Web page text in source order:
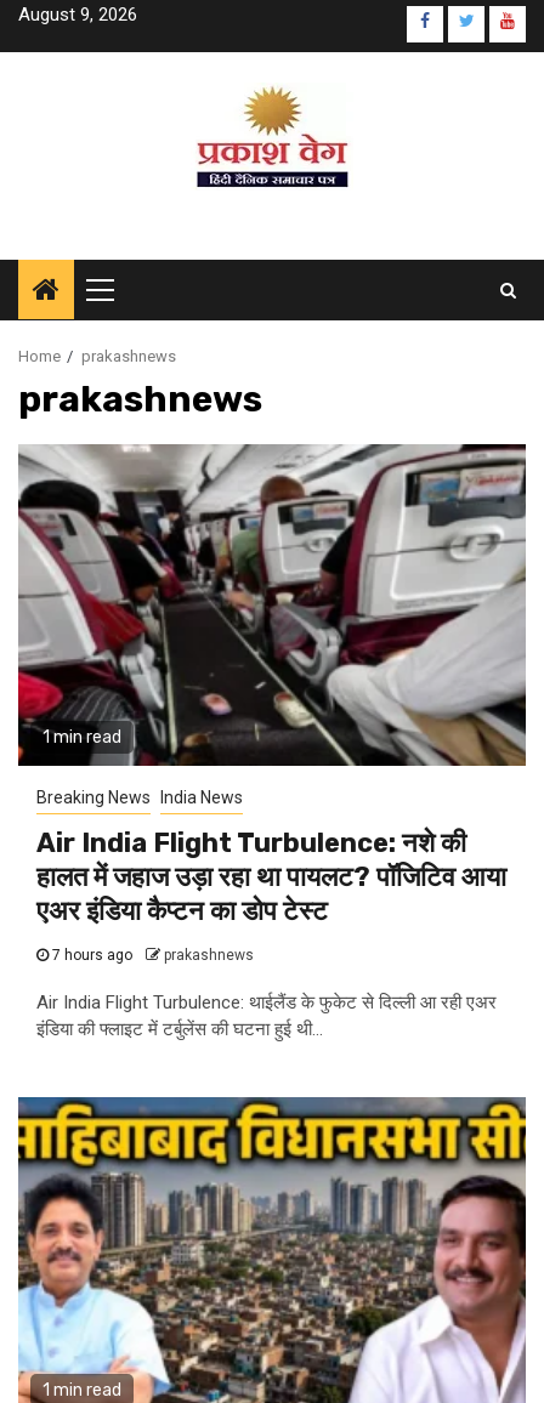
SkipAugust 9, 2026
Primary
Menu
Home prakashnews
prakashnews
1 min read
Breaking News India News
Air India Flight Turbulence: नशे की
हालत में जहाज उड़ा रहा था पायलट? पॉजिटिव आया
एअर इंडिया कैप्टन का डोप टेस्ट
7 hours ago prakashnews
Air India Flight Turbulence: थाईलैंड के फुकेट से दिल्ली आ रही एअर
इंडिया की फ्लाइट में टर्बुलेंस की घटना हुई थी...
1 min read